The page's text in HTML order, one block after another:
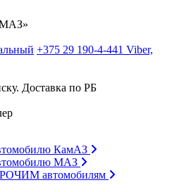
+375 29 190-4-441 Viber,
Доставка по РБ
КамАЗ
МАЗ
автомобилям